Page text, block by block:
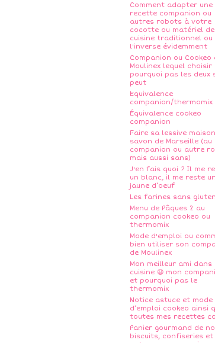
Comment adapter une
recette companion ou
autres robots à votre
cocotte ou matériel de
cuisine traditionnel ou
l'inverse évidemment
Companion ou Cookeo
Moulinex lequel choisir
pourquoi pas les deux
peut
Equivalence
companion/thermomix
Équivalence cookeo
companion
Faire sa lessive
savon de Marseille (au
companion ou autre
mais aussi sans)
J'en fais quoi ? Il me
un blanc, il me reste un
jaune d’oeuf
Les farines sans gluten
Menu de Pâques 2 au
companion cookeo ou
thermomix
Mode d'emploi ou
bien utiliser son
de Moulinex
Mon meilleur ami dans
cuisine 😆 mon
et pourquoi pas le
thermomix
Notice astuce et mode
d’emploi cookeo ainsi
toutes mes recettes
Panier gourmand de
biscuits, confiseries et